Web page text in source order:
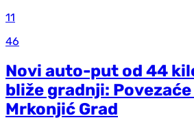
11
46
Novi auto-put od 44
bliže gradnji:
Mrkonjić Grad